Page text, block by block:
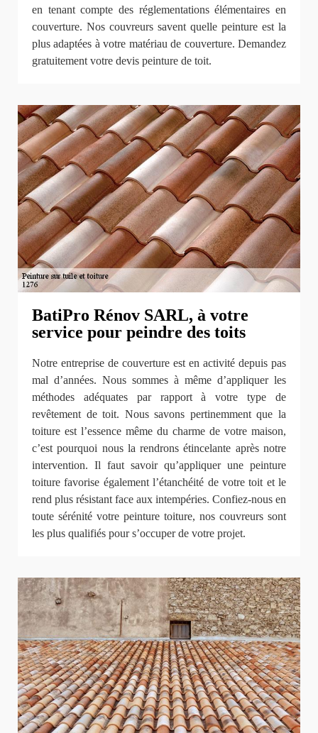
en tenant compte des réglementations élémentaires en
couverture. Nos couvreurs savent quelle peinture est la
plus adaptées à votre matériau de couverture. Demandez
gratuitement votre devis peinture de toit.
BatiPro Rénov SARL, à votre
service pour peindre des toits
Notre entreprise de couverture est en activité depuis pas
mal d’années. Nous sommes à même d’appliquer les
méthodes adéquates par rapport à votre type de
revêtement de toit. Nous savons pertinemment que la
toiture est l’essence même du charme de votre maison,
c’est pourquoi nous la rendrons étincelante après notre
intervention. Il faut savoir qu’appliquer une peinture
toiture favorise également l’étanchéité de votre toit et le
rend plus résistant face aux intempéries. Confiez-nous en
toute sérénité votre peinture toiture, nos couvreurs sont
les plus qualifiés pour s’occuper de votre projet.